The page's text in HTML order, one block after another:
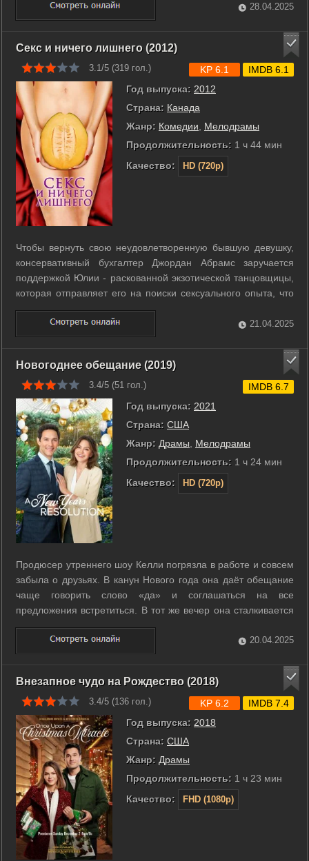
употреблении стероидов школьными спортсменами. Шон и
Патрик, уличённые в ...
28.04.2025
Секс и ничего лишнего (2012)
3.1/5 (319 гол.)
Год выпуска: 2012
Страна: Канада
Жанр: Комедии, Мелодрамы
Продолжительность: 1 ч 44 мин
Качество:
HD (720p)
KP 6.1 IMDB 6.1
Чтобы вернуть свою неудовлетворенную бывшую девушку,
консервативный бухгалтер Джордан Абрамс заручается
поддержкой Юлии - раскованной экзотической танцовщицы,
которая отправляет его на поиски сексуального опыта, что
открывает перед ним мир стрип-клубов, чувственных
массажных салонов, переодеваний в женскую одежду и
садомазохизма. ...
21.04.2025
Новогоднее обещание (2019)
3.4/5 (51 гол.)
Год выпуска: 2021
Страна: США
Жанр: Драмы
Мелодрамы
Продолжительность: 1 ч 24 мин
Качество:
HD (720p)
IMDB 6.7
Продюсер утреннего шоу Келли погрязла в работе и совсем
забыла о друзьях. В канун Нового года она даёт обещание
чаще говорить слово «да» и соглашаться на все
предложения встретиться. В тот же вечер она сталкивается
с мужчиной, который всю жизнь говорил «да» любым
возможностям. Возможно, именно он принесет гармонию в
её жизнь и найдёт ключ от её ...
20.04.2025
Внезапное чудо на Рождество (2018)
3.4/5 (136 гол.)
Год выпуска: 2018
Страна: США
Жанр: Драмы
Продолжительность: 1 ч 23 мин
Качество:
FHD (1080p)
KP 6.2 IMDB 7.4